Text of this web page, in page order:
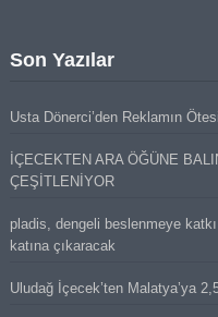
Son Yazılar
Usta Dönerci’den Reklamın
İÇECEKTEN ARA ÖĞÜNE
ÇEŞİTLENİYOR
pladis, dengeli beslenmeye
katına çıkaracak
Uludağ İçecek’ten Malatya’ya